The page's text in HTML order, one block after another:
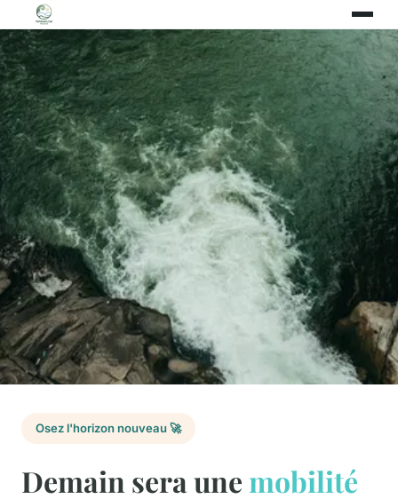
Osez l'horizon nouveau 🚀
Demain sera une mobilité